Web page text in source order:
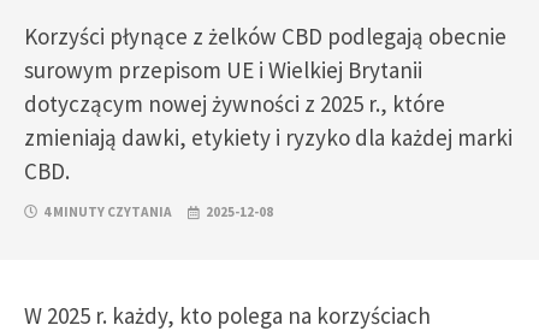
Korzyści płynące z żelków CBD podlegają obecnie
surowym przepisom UE i Wielkiej Brytanii
dotyczącym nowej żywności z 2025 r., które
zmieniają dawki, etykiety i ryzyko dla każdej marki
CBD.
4 MINUTY CZYTANIA 2025-12-08
W 2025 r. każdy, kto polega na korzyściach